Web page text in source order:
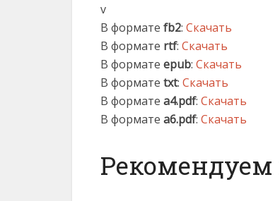
v
В формате fb2: Скачать
В формате rtf: Скачать
В формате epub: Скачать
В формате txt: Скачать
В формате a4.pdf: Скачать
В формате a6.pdf: Скачать